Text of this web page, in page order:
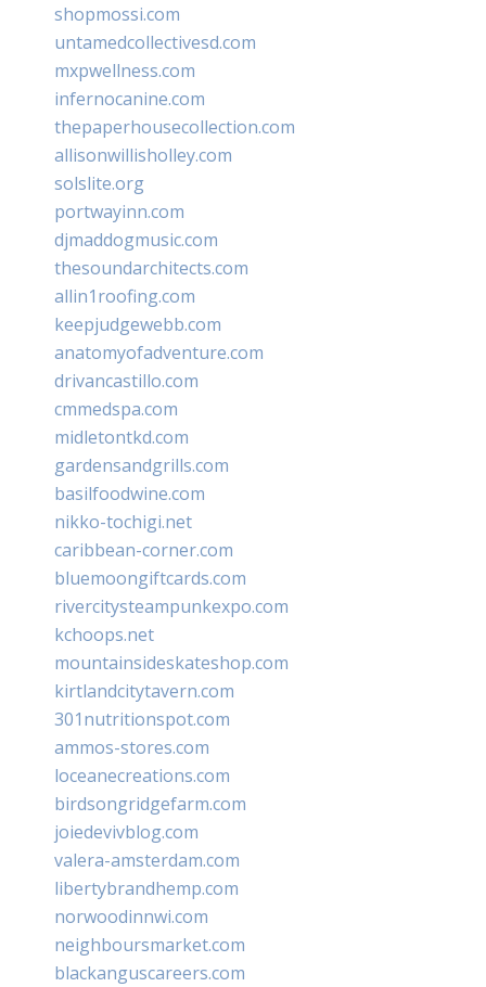
shopmossi.com
untamedcollectivesd.com
mxpwellness.com
infernocanine.com
thepaperhousecollection.com
allisonwillisholley.com
solslite.org
portwayinn.com
djmaddogmusic.com
thesoundarchitects.com
allin1roofing.com
keepjudgewebb.com
anatomyofadventure.com
drivancastillo.com
cmmedspa.com
midletontkd.com
gardensandgrills.com
basilfoodwine.com
nikko-tochigi.net
caribbean-corner.com
bluemoongiftcards.com
rivercitysteampunkexpo.com
kchoops.net
mountainsideskateshop.com
kirtlandcitytavern.com
301nutritionspot.com
ammos-stores.com
loceanecreations.com
birdsongridgefarm.com
joiedevivblog.com
valera-amsterdam.com
libertybrandhemp.com
norwoodinnwi.com
neighboursmarket.com
blackanguscareers.com